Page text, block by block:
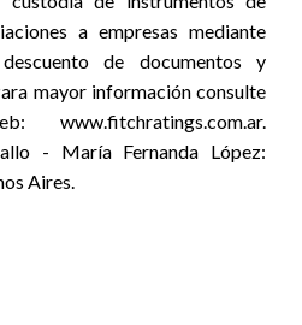
a empresas mediante
de documentos y
mayor información consulte
www.fitchratings.com.ar.
- María Fernanda López:
Aires.